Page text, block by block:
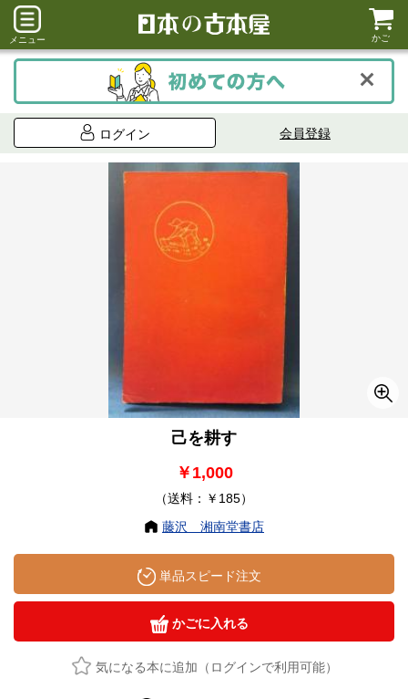
メニュー かご
ログイン 会員登録
己を耕す
￥1,000
（送料：￥185）
藤沢 湘南堂書店
単品スピード注文
かごに入れる
気になる本に追加（ログインで利用可能）